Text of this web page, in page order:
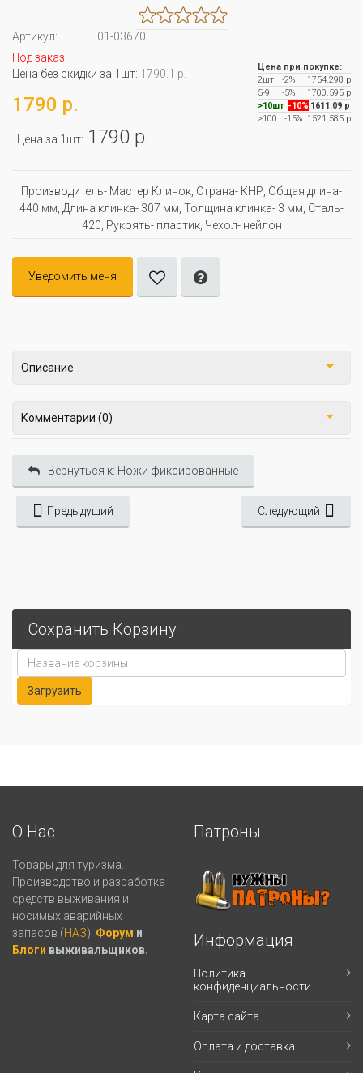
Артикул:
01-03670
Под заказ
Цена без скидки за 1шт: 1790.1 р.
1790 р.
Цена за 1шт: 1790 р.
Цена при покупке:
2шт
-2%
1754.298 р
5-9
-5%
1700.595 р
>10шт -10% 1611.09 р
>100
-15% 1521.585 р
Производитель- Мастер Клинок, Страна- КНР, Oбщая длина-
440 мм, Длина клинка- 307 мм, Толщина клинка- 3 мм, Сталь-
420, Рукоять- пластик, Чехол- нейлон
Уведомить меня
Описание
Комментарии (0)
Вернуться к: Ножи фиксированные
Предыдущий Следующий
Сохранить Корзину
О Нас
Товары для туризма.
Производство и разработка
средств выживания и
носимых аварийных
запасов (НАЗ). Форум и
Блоги выживальщиков.
Патроны
Информация
Политика
конфиденциальности
Карта сайта
Оплата и доставка